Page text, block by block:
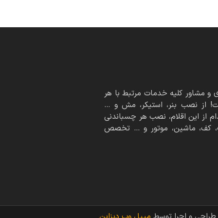
مشاور کلیه خدمات مرتبط با هر
از نصب بنر، استیکر، مش و …
از این اقلام، نصب هر چسباندنی
کف، ماشین، موتور و … تخصص